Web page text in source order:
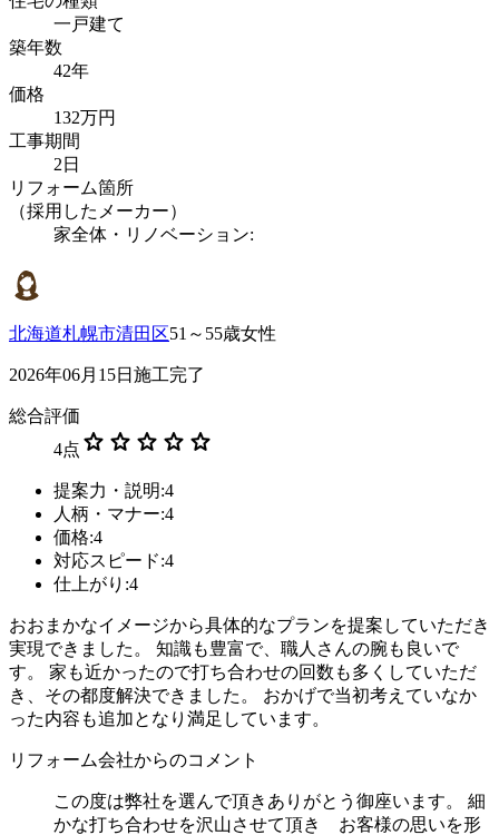
一戸建て
築年数
42年
価格
132万円
工事期間
2日
リフォーム箇所
（採用したメーカー）
家全体・リノベーション:
北海道札幌市清田区51～55歳女性
2026年06月15日施工完了
総合評価
4点 star star star star star
提案力・説明:4
人柄・マナー:4
価格:4
対応スピード:4
仕上がり:4
おおまかなイメージから具体的なプランを提案していただき
実現できました。 知識も豊富で、職人さんの腕も良いで
す。 家も近かったので打ち合わせの回数も多くしていただ
き、その都度解決できました。 おかげで当初考えていなか
った内容も追加となり満足しています。
リフォーム会社からのコメント
この度は弊社を選んで頂きありがとう御座います。 細
かな打ち合わせを沢山させて頂き お客様の思いを形